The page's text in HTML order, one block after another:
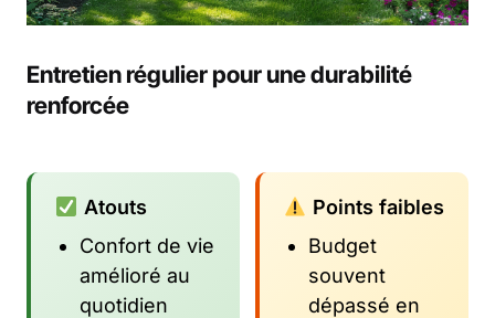
Entretien régulier pour une durabilité
renforcée
Atouts
Confort de vie
amélioré au
quotidien
Points faibles
Budget
souvent
dépassé en